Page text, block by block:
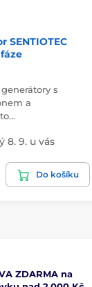
SENTIOTEC
fáze
s
a
8. 9. u vás
Do košíku
ZDARMA na